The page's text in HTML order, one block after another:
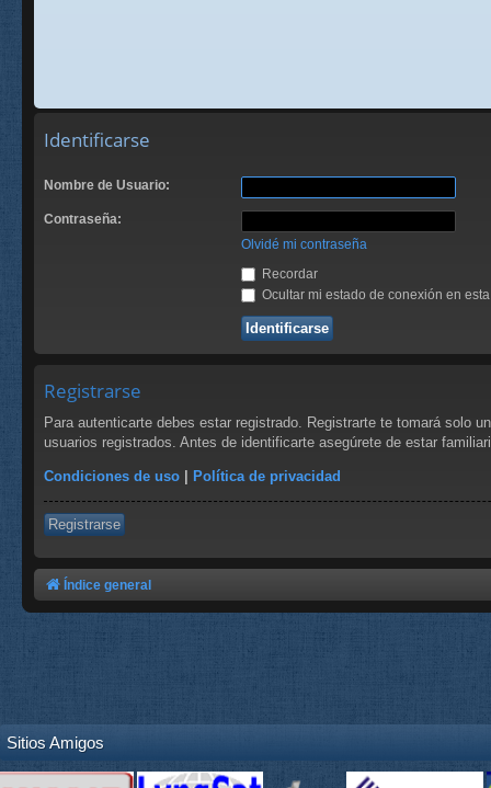
Identificarse
Nombre de Usuario:
Contraseña:
Olvidé mi contraseña
Recordar
Ocultar mi estado de conexión en
Registrarse
Para autenticarte debes estar registrado. Registrarte te tomará solo
usuarios registrados. Antes de identificarte asegúrete de estar
Condiciones de uso | Política de privacidad
Registrarse
Índice general
Sitios Amigos